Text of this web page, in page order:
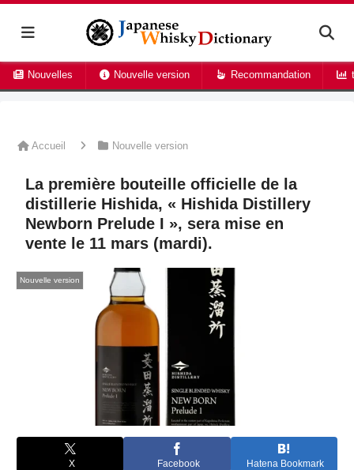
Nouvelles Nouvelle version Recommandation
Accueil Nouvelle version
La première bouteille officielle de la
distillerie Hishida, « Hishida Distillery
Newborn Prelude I », sera mise en
vente le 11 mars (mardi).
Nouvelle version
X Facebook Hatena Bookmark